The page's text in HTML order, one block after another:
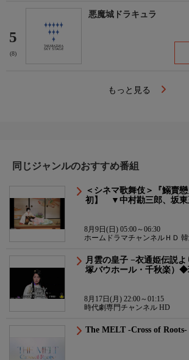
5
(8)
悪魔城ドラキュラ
もっと見る
同じジャンルのおすすめ番組
＜シネマ歌舞伎＞『鰯賣
初】 ▼中村勘三郎、坂東
8月9日(日) 05:00～06:30
ホームドラマチャンネルＨＤ
月雲の皇子 −衣通姫伝説
塚バウホール・千秋楽）◆
8月17日(月) 22:00～01:15
時代劇専門チャンネル HD
The MELT -Cross of Roots-